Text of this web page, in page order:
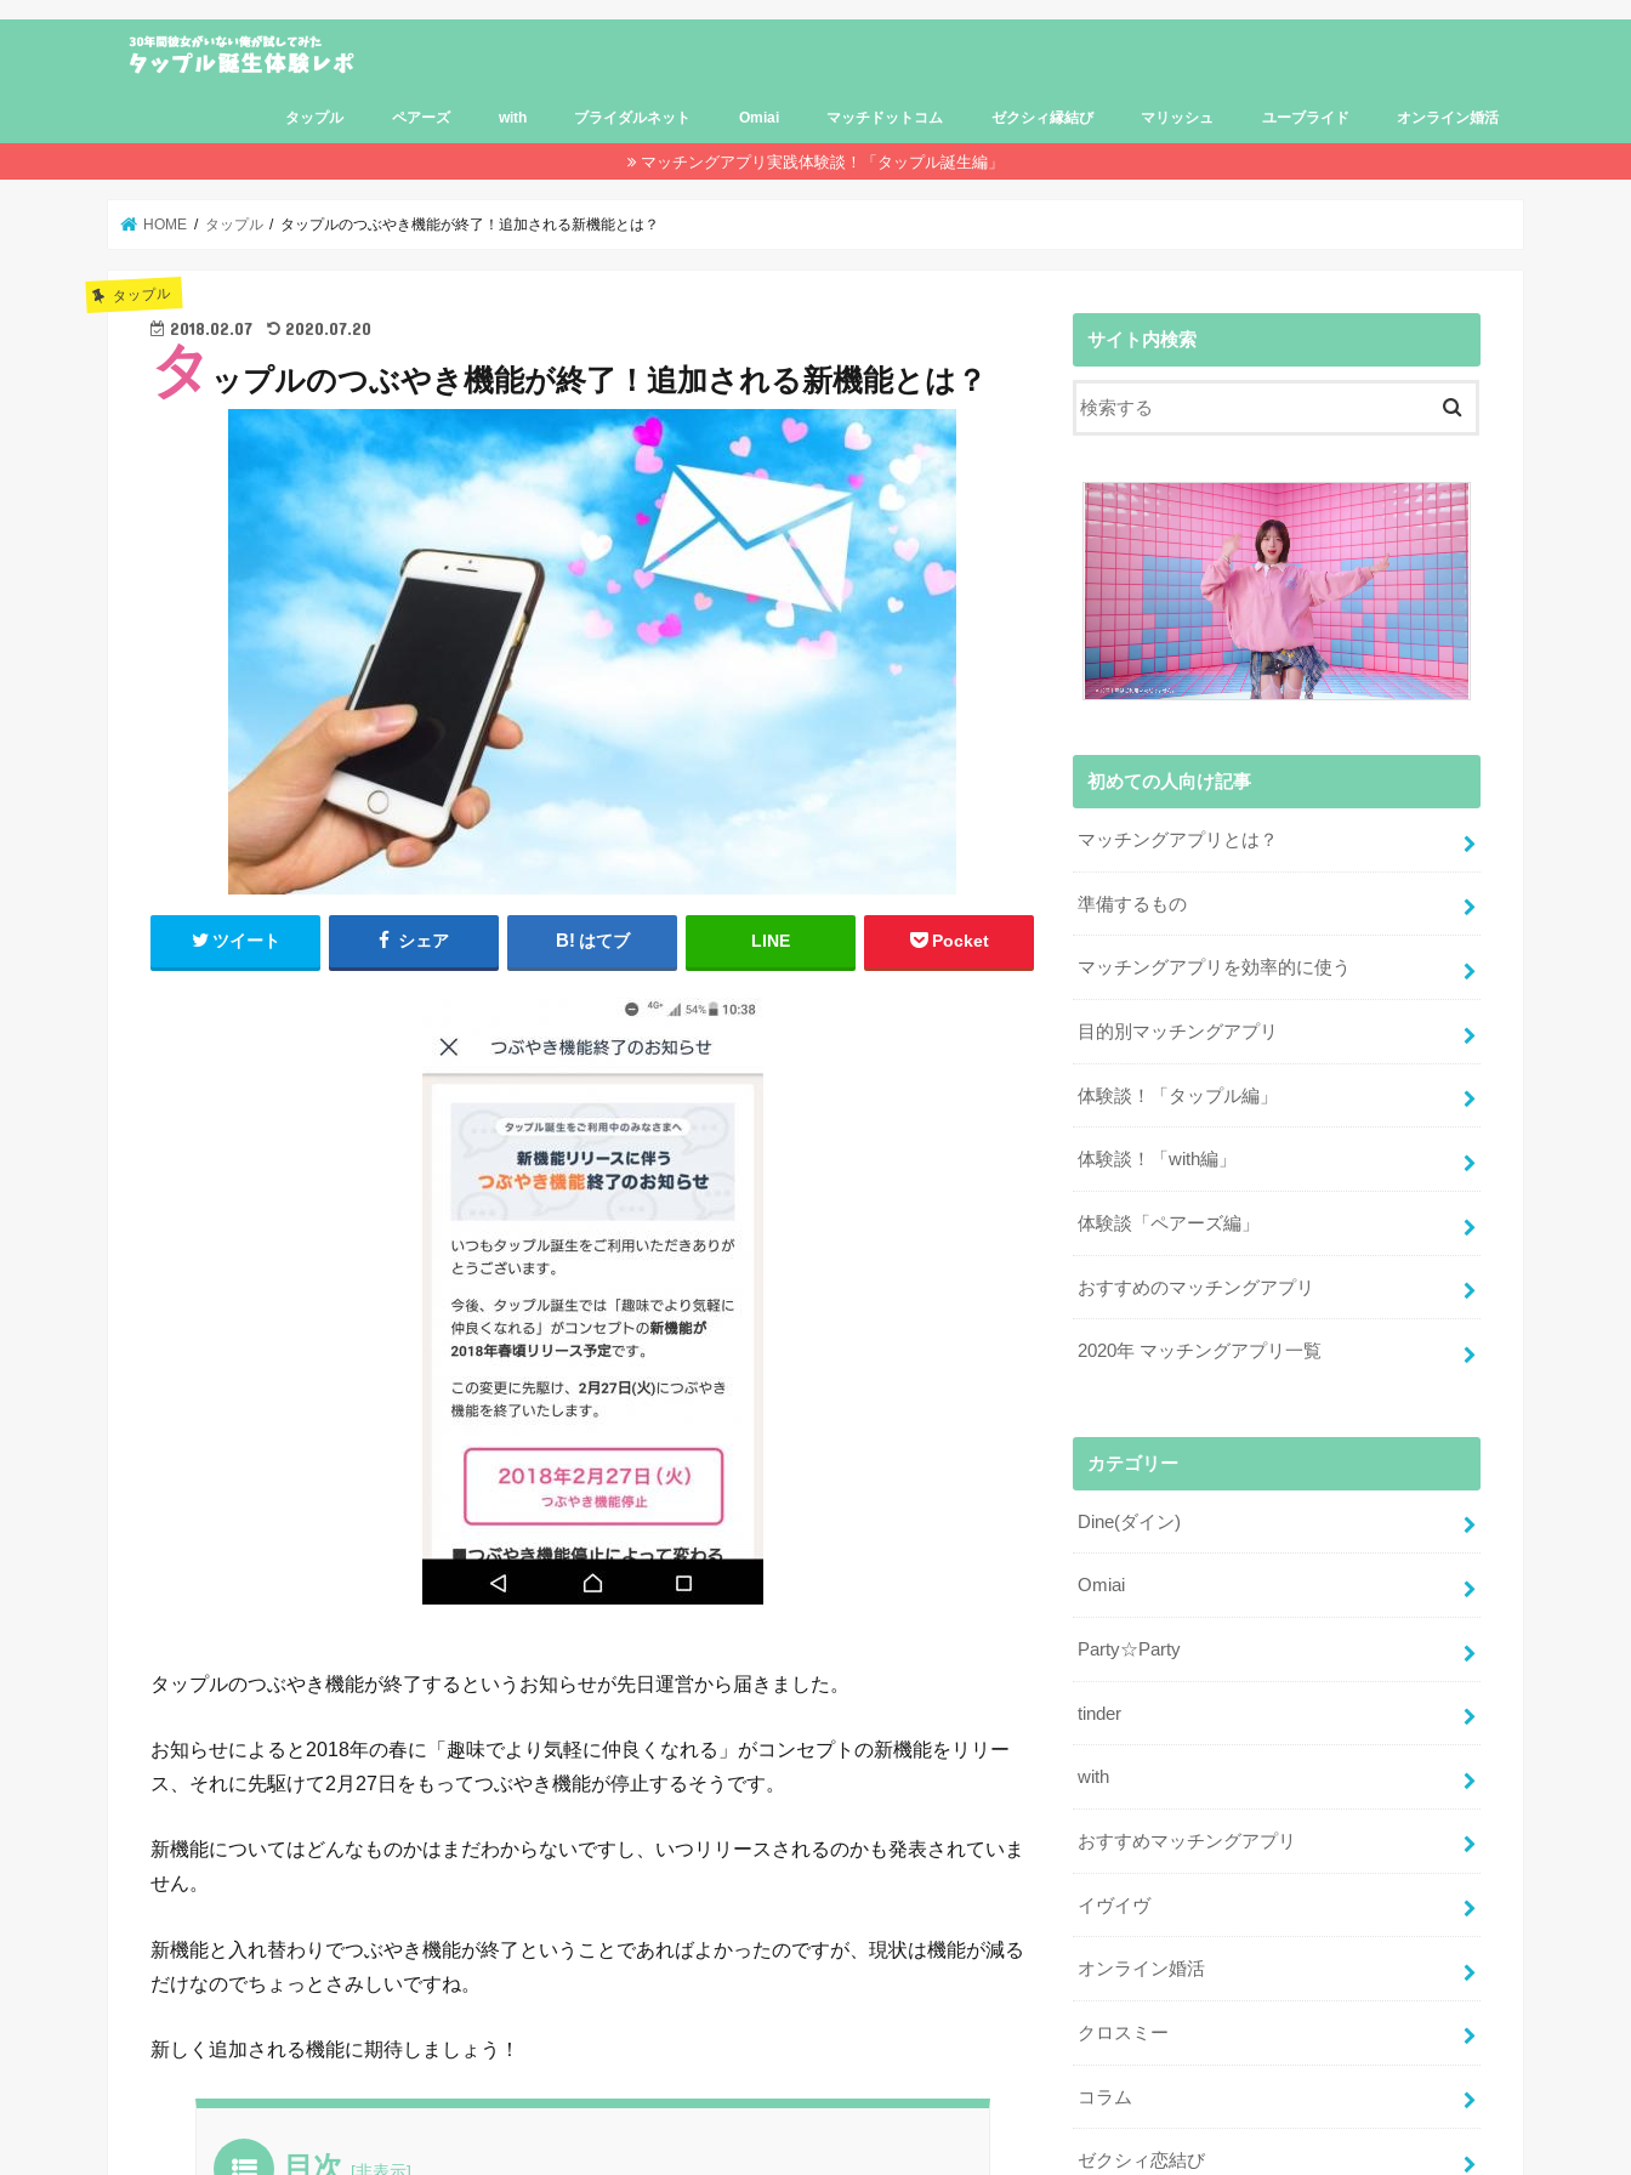
タップル ペアーズ with ブライダルネット Omiai マッチドットコム ゼクシィ縁結び マリッシュ ユーブライド オンライン婚活
マッチングアプリ実践体験談！「タップル誕生編」
HOME タップル タップルのつぶやき機能が終了！追加される新機能とは？
タップル
2018.02.07 2020.07.20
タ ップルのつぶやき機能が終了！追加される新機能とは？
ツイート シェア はてブ LINE Pocket
タップルのつぶやき機能が終了するというお知らせが先日運営から届きました。
お知らせによると2018年の春に「趣味でより気軽に仲良くなれる」がコンセプトの新機能をリリー
ス、それに先駆けて2月27日をもってつぶやき機能が停止するそうです。
新機能についてはどんなものかはまだわからないですし、いつリリースされるのかも発表されていま
せん。
新機能と入れ替わりでつぶやき機能が終了ということであればよかったのですが、現状は機能が減る
だけなのでちょっとさみしいですね。
新しく追加される機能に期待しましょう！
目次 [非表示]
サイト内検索
初めての人向け記事
マッチングアプリとは？
準備するもの
マッチングアプリを効率的に使う
目的別マッチングアプリ
体験談！「タップル編」
体験談！「with編」
体験談「ペアーズ編」
おすすめのマッチングアプリ
2020年 マッチングアプリ一覧
カテゴリー
Dine(ダイン)
Omiai
Party☆Party
tinder
with
おすすめマッチングアプリ
イヴイヴ
オンライン婚活
クロスミー
コラム
ゼクシィ恋結び